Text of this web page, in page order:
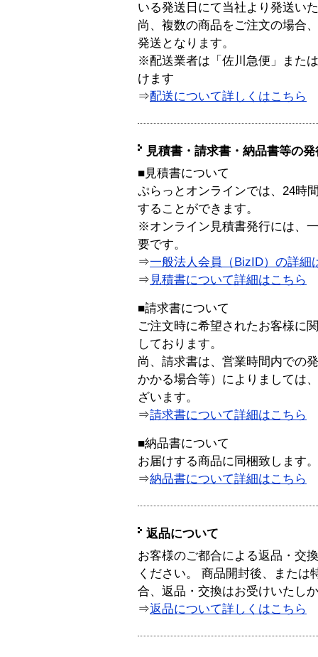
いる発送日にて当社より発送い
尚、複数の商品をご注文の場合
発送となります。
※配送業者は「佐川急便」また
けます
⇒配送について詳しくはこちら
見積書・請求書・納品書等の
■見積書について
ぷらっとオンラインでは、24時
することができます。
※オンライン見積書発行には、
要です。
⇒一般法人会員（BizID）の詳細
⇒ 見積書について詳細はこちら
■請求書について
ご注文時に希望されたお客様に
しております。
尚、請求書は、営業時間内での
かかる場合等）によりましては
ざいます。
⇒請求書について詳細はこちら
■納品書について
お届けする商品に同梱致します。
⇒納品書について詳細はこちら
返品について
お客様のご都合による返品・交
ください。 商品開封後、または
合、返品・交換はお受けいたし
⇒返品について詳しくはこちら